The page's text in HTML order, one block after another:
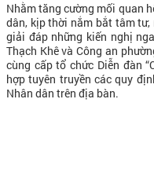
Nhằm tăng cường mối quan
dân, kịp thời nắm bắt tâm tư,
giải đáp những kiến nghị
Thạch Khê và Công an
cùng cấp tổ chức Diễn đàn
hợp tuyên truyền các quy
Nhân dân trên địa bàn.